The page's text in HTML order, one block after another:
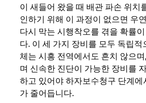
이 새들어 왔을 때 배관 파손 위치
인하기 위해 이 과정이 없으면 우
다시 막는 시행착오를 겪을 확률
다. 이 세 가지 장비를 모두 독립적
체는 시흥 전역에서도 흔치 않으
며 신속한 진단이 가능한 장비를
하고 있어야 하자보수청구 단계에
가 줄어듭니다.